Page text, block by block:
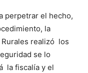
perpetrar el hecho,
la
realizó los
se lo
la fiscalía y el